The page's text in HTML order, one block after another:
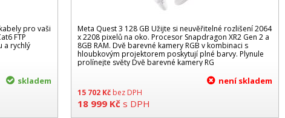
pro vaši
FTP
a rychlý
skladem
Meta Quest 3 128 GB Užijte si neuvěřitelné rozlišení 2064
x 2208 pixelů na oko. Procesor Snapdragon XR2 Gen 2 a
8GB RAM. Dvě barevné kamery RGB v kombinaci s
hloubkovým projektorem poskytují plné barvy. Plynule
prolínejte světy Dvě barevné kamery RG
15 702 Kč bez DPH
18 999 Kč s DPH
není skladem